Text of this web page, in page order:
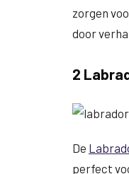
zorgen
door
2
De
perfect